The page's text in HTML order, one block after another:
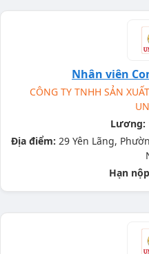
Nhân viên
CÔNG TY TNHH SẢN
Lương:
Địa điểm: 29 Yên Lãng,
Hạn